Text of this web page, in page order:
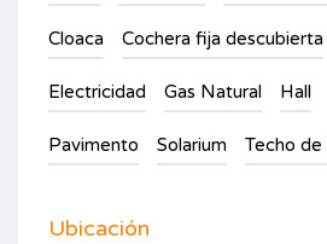
Cloaca Cochera fija descubierta
Electricidad Gas Natural Hall
Pavimento Solarium Techo de
Ubicación